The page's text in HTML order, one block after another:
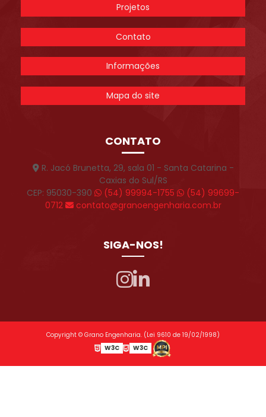
Projetos
Contato
Informações
Mapa do site
CONTATO
R. Jacó Brunetta, 29, sala 01 - Santa Catarina -
Caxias do Sul/RS
CEP: 95030-390
(54) 99994-1755
(54) 99699-
0712
contato@granoengenharia.com.br
SIGA-NOS!
Copyright © Grano Engenharia. (Lei 9610 de 19/02/1998)
W3C
W3C